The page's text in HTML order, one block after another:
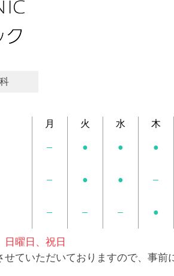
月 火 水 木
– ● ● ●
– ● ● –
– – – ●
日曜日、祝日
せていただいておりますので、事前